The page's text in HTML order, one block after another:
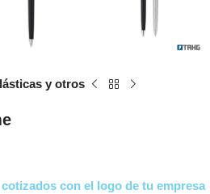
y otros
con el logo de tu empresa